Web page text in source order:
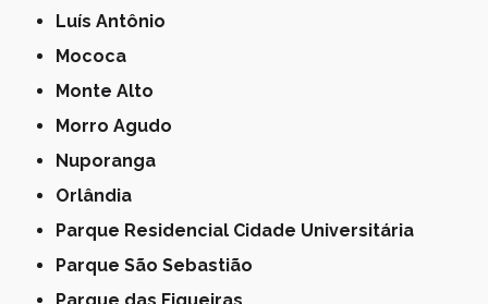
Luís Antônio
Mococa
Monte Alto
Morro Agudo
Nuporanga
Orlândia
Parque Residencial Cidade Universitária
Parque São Sebastião